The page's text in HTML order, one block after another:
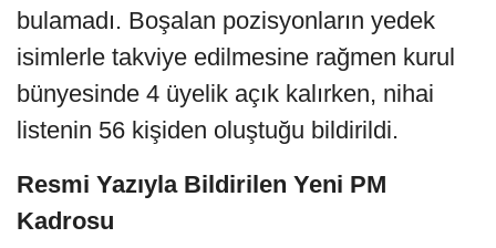
bulamadı. Boşalan pozisyonların yedek
isimlerle takviye edilmesine rağmen kurul
bünyesinde 4 üyelik açık kalırken, nihai
listenin 56 kişiden oluştuğu bildirildi.
Resmi Yazıyla Bildirilen Yeni PM
Kadrosu